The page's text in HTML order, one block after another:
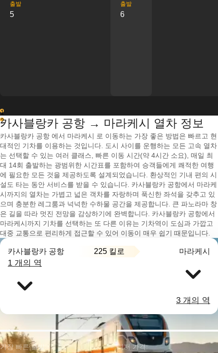
출발
5
출발
6
1
2
카사블랑카 공항 → 마라케시 열차 정보
카사블랑카 공항 에서 마라케시 로 이동하는 가장 좋은 방법은 빠르고 현
대적인 기차를 이용하는 것입니다. 도시 사이를 운행하는 모든 고속 열차
는 선택할 수 있는 여러 클래스, 빠른 이동 시간(약 4시간 소요), 매일 최
대 14회 출발하는 광범위한 시간표를 포함하여 승객들에게 쾌적한 여행
에 필요한 모든 것을 제공하도록 설계되었습니다. 환상적인 기내 편의 시
설도 타는 동안 서비스를 받을 수 있습니다. 카사블랑카 공항에서 마라케
시까지의 열차는 가볍고 넓은 객차를 자랑하며 푹신한 좌석을 갖추고 있
으며 충분한 레그룸과 넉넉한 수하물 공간을 제공합니다. 큰 파노라마 창
은 길을 따라 멋진 전망을 감상하기에 완벽합니다. 카사블랑카 공항에서
마라케시까지 기차를 선택하는 또 다른 이유는 기차역이 도심과 가깝고
대중 교통으로 편리하게 접근할 수 있어 이동이 매우 쉽기 때문입니다.
카사블랑카 공항 225 킬로 마라케시
1 개의 역
3 개의 역
가장 빠른 출발: 최저 가격: